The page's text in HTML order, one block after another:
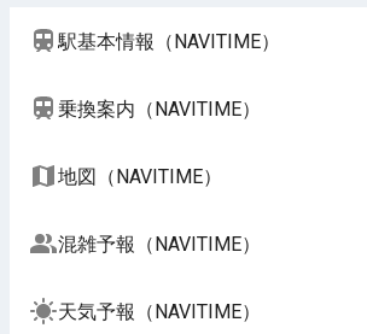
駅基本情報（NAVITIME）
乗換案内（NAVITIME）
地図（NAVITIME）
混雑予報（NAVITIME）
天気予報（NAVITIME）